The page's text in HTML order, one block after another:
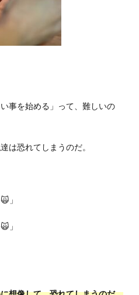
事を始める」って、難しいの
は恐れてしまうのだ。
🙀 」
🙀 」